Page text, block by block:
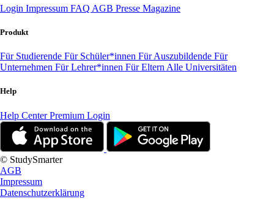
Login Impressum FAQ AGB Presse Magazine
Produkt
Für Studierende Für Schüler*innen Für Auszubildende Für
Unternehmen Für Lehrer*innen Für Eltern Alle Universitäten
Help
Help CenterPremium Login
© StudySmarter
AGB
Impressum
Datenschutzerklärung